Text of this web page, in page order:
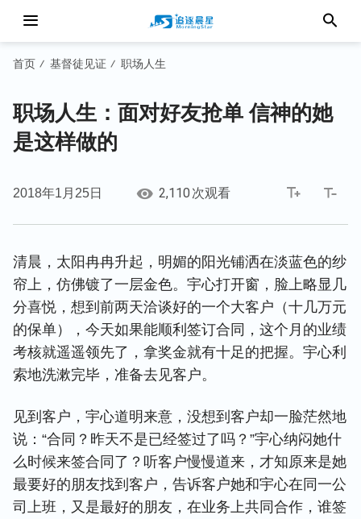
首页 / 基督徒见证 / 职场人生
职场人生：面对好友抢单 信神的她
是这样做的
2018年1月25日 2,110 次观看
清晨，太阳冉冉升起，明媚的阳光铺洒在淡蓝色的纱
帘上，仿佛镀了一层金色。宇心打开窗，脸上略显几
分喜悦，想到前两天洽谈好的一个大客户（十几万元
的保单），今天如果能顺利签订合同，这个月的业绩
考核就遥遥领先了，拿奖金就有十足的把握。宇心利
索地洗漱完毕，准备去见客户。
见到客户，宇心道明来意，没想到客户却一脸茫然地
说：“合同？昨天不是已经签过了吗？”宇心纳闷她什
么时候来签合同了？听客户慢慢道来，才知原来是她
最要好的朋友找到客户，告诉客户她和宇心在同一公
司上班，又是最好的朋友，在业务上共同合作，谁签